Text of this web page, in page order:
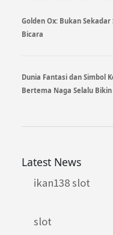
Golden Ox: Bukan
Bicara
Dunia Fantasi dan Simbol
Bertema Naga Selalu
Latest News
ikan138 slot
slot